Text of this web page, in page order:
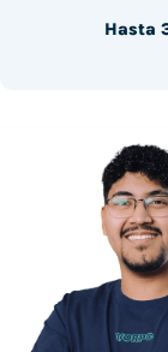
Hasta